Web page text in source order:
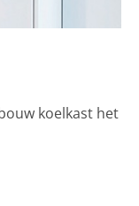
koelkast het